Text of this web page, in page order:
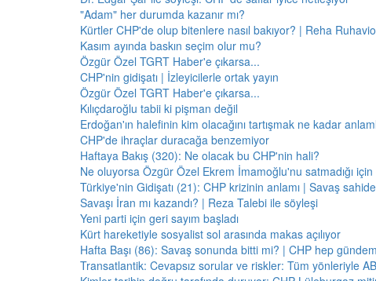
"Adam" her durumda kazanır mı?
Kürtler CHP'de olup bitenlere nasıl bakıyor? | Reha
Kasım ayında baskın seçim olur mu?
Özgür Özel TGRT Haber'e çıkarsa...
CHP'nin gidişatı | İzleyicilerle ortak yayın
Özgür Özel TGRT Haber'e çıkarsa...
Kılıçdaroğlu tabii ki pişman değil
Erdoğan'ın halefinin kim olacağını tartışmak ne kadar
CHP'de ihraçlar duracağa benzemiyor
Haftaya Bakış (320): Ne olacak bu CHP'nin hali?
Ne oluyorsa Özgür Özel Ekrem İmamoğlu'nu satmadığı
Türkiye'nin Gidişatı (21): CHP krizinin anlamı | Savaş
Savaşı İran mı kazandı? | Reza Talebi ile söyleşi
Yeni parti için geri sayım başladı
Kürt hareketiyle sosyalist sol arasında makas açılıyor
Hafta Başı (86): Savaş sonunda bitti mi? | CHP hep
Transatlantik: Cevapsız sorular ve riskler: Tüm yönleriyle